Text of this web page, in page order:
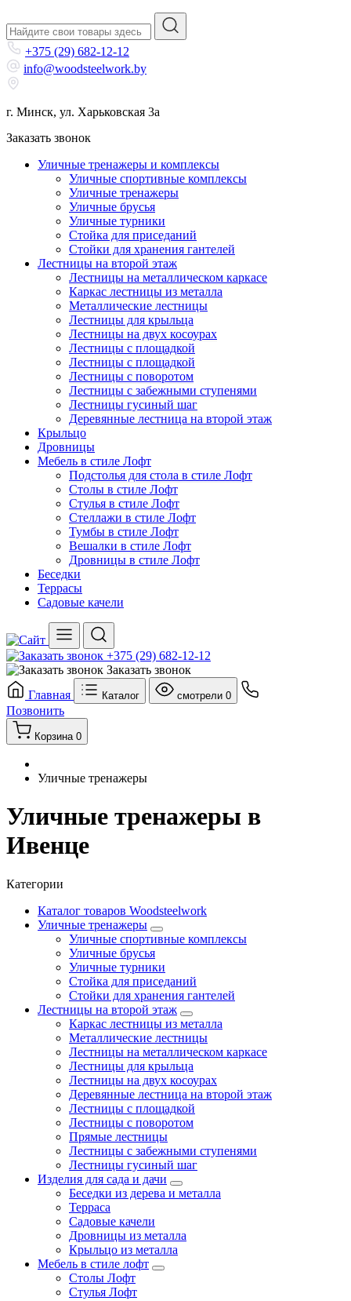
+375 (29) 682-12-12
info@woodsteelwork.by
г. Минск, ул. Харьковская 3а
Заказать звонок
Уличные тренажеры и комплексы
Уличные спортивные комплексы
Уличные тренажеры
Уличные брусья
Уличные турники
Cтойка для приседаний
Стойки для хранения гантелей
Лестницы на второй этаж
Лестницы на металлическом каркасе
Каркас лестницы из металла
Металлические лестницы
Лестницы для крыльца
Лестницы на двух косоурах
Лестницы с площадкой
Лестницы с площадкой
Лестницы с поворотом
Лестницы с забежными ступенями
Лестницы гусиный шаг
Деревянные лестница на второй этаж
Крыльцо
Дровницы
Мебель в стиле Лофт
Подстолья для стола в стиле Лофт
Столы в стиле Лофт
Стулья в стиле Лофт
Стеллажи в стиле Лофт
Тумбы в стиле Лофт
Вешалки в стиле Лофт
Дровницы в стиле Лофт
Беседки
Террасы
Садовые качели
+375 (29) 682-12-12
Заказать звонок
Главная
Каталог смотрели 0
Позвонить
Корзина 0
Уличные тренажеры
Уличные тренажеры в
Ивенце
Категории
Каталог товаров Woodsteelwork
Уличные тренажеры
Уличные спортивные комплексы
Уличные брусья
Уличные турники
Cтойка для приседаний
Стойки для хранения гантелей
Лестницы на второй этаж
Каркас лестницы из металла
Металлические лестницы
Лестницы на металлическом каркасе
Лестницы для крыльца
Лестницы на двух косоурах
Деревянные лестница на второй этаж
Лестницы с площадкой
Лестницы с поворотом
Прямые лестницы
Лестницы с забежными ступенями
Лестницы гусиный шаг
Изделия для сада и дачи
Беседки из дерева и металла
Терраса
Садовые качели
Дровницы из металла
Крыльцо из металла
Мебель в стиле лофт
Столы Лофт
Стулья Лофт